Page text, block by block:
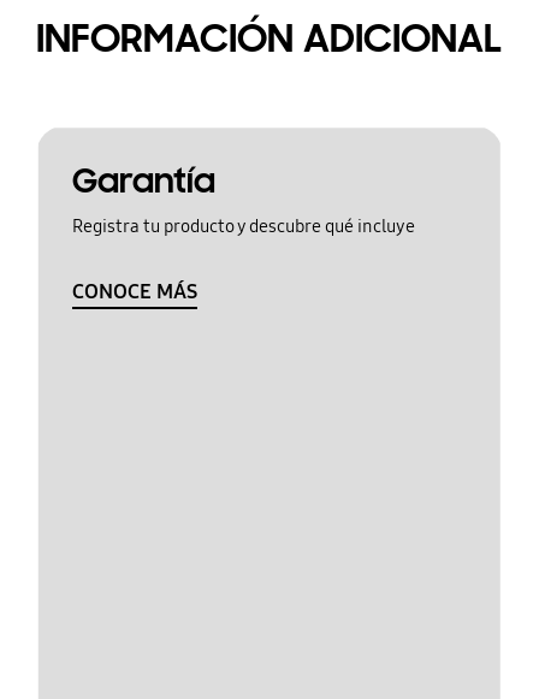
INFORMACIÓN ADICIONAL
Garantía
Registra tu producto y descubre qué incluye
CONOCE MÁS